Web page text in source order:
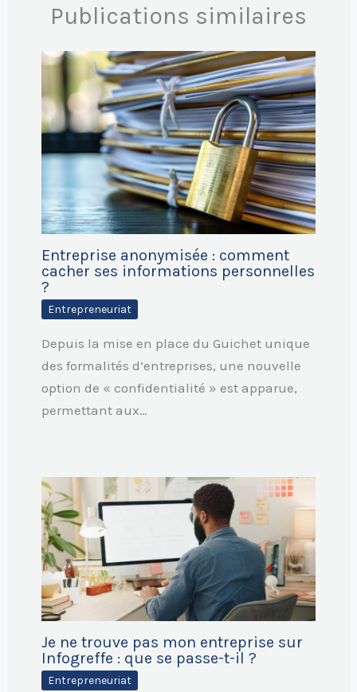
Publications similaires
Entreprise anonymisée : comment
cacher ses informations personnelles
?
Entrepreneuriat
Depuis la mise en place du Guichet unique
des formalités d’entreprises, une nouvelle
option de « confidentialité » est apparue,
permettant aux…
Je ne trouve pas mon entreprise sur
Infogreffe : que se passe-t-il ?
Entrepreneuriat